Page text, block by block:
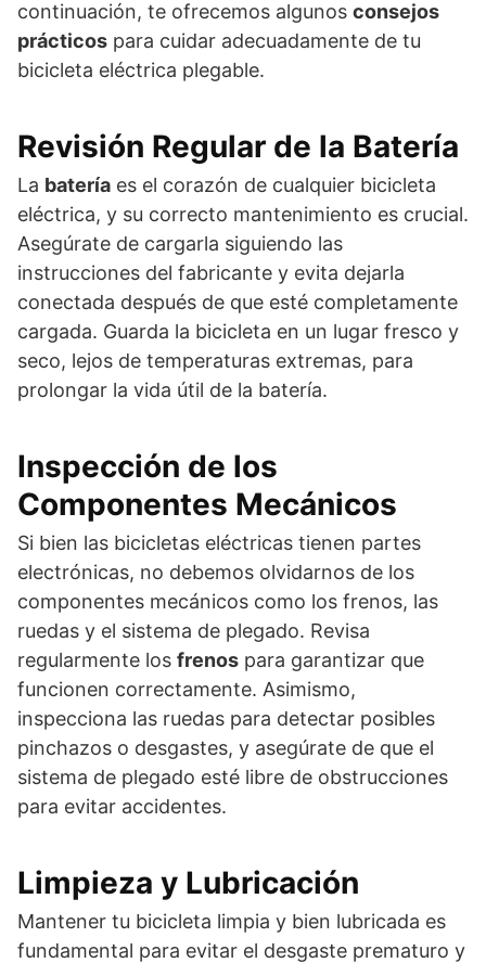
continuación, te ofrecemos algunos consejos
prácticos para cuidar adecuadamente de tu
bicicleta eléctrica plegable.
Revisión Regular de la Batería
La batería es el corazón de cualquier bicicleta
eléctrica, y su correcto mantenimiento es crucial.
Asegúrate de cargarla siguiendo las
instrucciones del fabricante y evita dejarla
conectada después de que esté completamente
cargada. Guarda la bicicleta en un lugar fresco y
seco, lejos de temperaturas extremas, para
prolongar la vida útil de la batería.
Inspección de los
Componentes Mecánicos
Si bien las bicicletas eléctricas tienen partes
electrónicas, no debemos olvidarnos de los
componentes mecánicos como los frenos, las
ruedas y el sistema de plegado. Revisa
regularmente los frenos para garantizar que
funcionen correctamente. Asimismo,
inspecciona las ruedas para detectar posibles
pinchazos o desgastes, y asegúrate de que el
sistema de plegado esté libre de obstrucciones
para evitar accidentes.
Limpieza y Lubricación
Mantener tu bicicleta limpia y bien lubricada es
fundamental para evitar el desgaste prematuro y